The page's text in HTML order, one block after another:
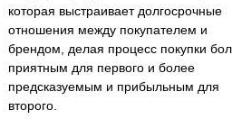
которая выстраивает долгосрочные
отношения между покупателем и
брендом, делая процесс покупки
приятным для первого и более
предсказуемым и прибыльным для
второго.